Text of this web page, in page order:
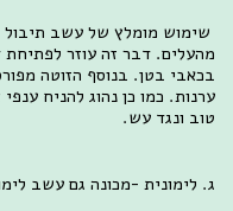
שימוש מומלץ של עשב תיבול
מהעלים. דבר זה עוזר לפתיחת
בכאבי בטן. בנוסף הזוטה
ערנות. כמו כן נהוג להניח
טוב ונגד עש.
ג. לימונית -מכונה גם עשב